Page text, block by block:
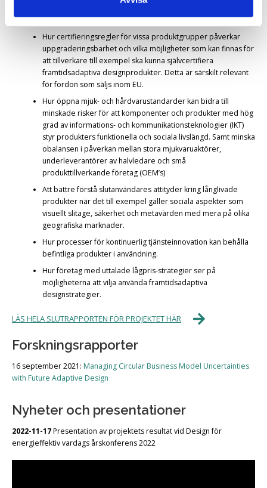
framför allt viktigt för fasta installationer i byggnader.
Hur certifieringsregler för vissa produktgrupper påverkar
uppgraderingsbarhet och vilka möjligheter som kan finnas för
att tillverkare till exempel ska kunna självcertifiera
framtidsadaptiva designprodukter. Detta är särskilt relevant
för fordon som säljs inom EU.
Hur öppna mjuk- och hårdvarustandarder kan bidra till
minskade risker för att komponenter och produkter med hög
grad av informations- och kommunikationsteknologier (IKT)
styr produkters funktionella och sociala livslängd. Samt minska
obalansen i påverkan mellan stora mjukvaruaktörer,
underleverantörer av halvledare och små
produkttillverkande företag (OEM’s)
Att bättre förstå slutanvändares attityder kring långlivade
produkter när det till exempel gäller sociala aspekter som
visuellt slitage, säkerhet och metavärden med mera på olika
geografiska marknader.
Hur processer för kontinuerlig tjänsteinnovation kan behålla
befintliga produkter i användning.
Hur företag med uttalade lågpris-strategier ser på
möjligheterna att vilja använda framtidsadaptiva
designstrategier.
LÄS HELA SLUTRAPPORTEN FÖR PROJEKTET HÄR
Forskningsrapporter
16 september 2021: Managing Circular Business Model Uncertainties
with Future Adaptive Design
Nyheter och presentationer
2022-11-17Presentation av projektets resultat vid Design för
energieffektiv vardags årskonferens 2022